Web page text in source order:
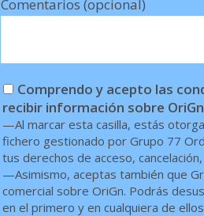
Comentarios (opcional)
Comprendo y acepto las
recibir información sobre
—Al marcar esta casilla, estás
fichero gestionado por Grupo 77
tus derechos de acceso,
—Asimismo, aceptas también que
comercial sobre OriGn. Podrás
en el primero y en cualquiera de